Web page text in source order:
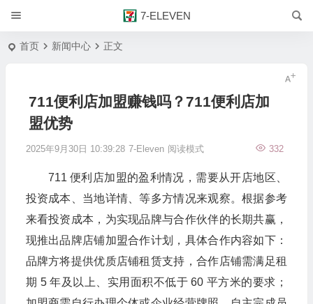
7-ELEVEN
首页 新闻中心 正文
711便利店加盟赚钱吗？711便利店加
盟优势
2025年9月30日 10:39:28 7-Eleven 332
阅读模式
711 便利店加盟的盈利情况，需要从开店地区、
投资成本、当地详情、等多方情况来观察。根据参考
来看投资成本，为实现品牌与合作伙伴的长期共赢，
现推出品牌店铺加盟合作计划，具体合作内容如下：
品牌方将提供优质店铺租赁支持，合作店铺需满足租
期 5 年及以上、实用面积不低于 60 平方米的要求；